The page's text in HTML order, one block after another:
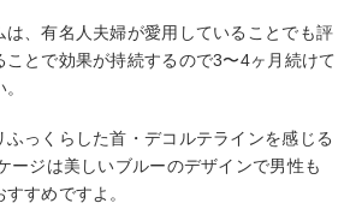
、有名人夫婦が愛用していることでも評
ことで効果が持続するので3〜4ヶ月続けて
っくらした首・デコルテラインを感じる
ージは美しいブルーのデザインで男性も
すめですよ。